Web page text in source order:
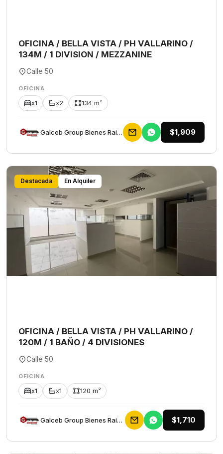
OFICINA / BELLA VISTA / PH VALLARINO /
134M / 1 DIVISION / MEZZANINE
Calle 50
OFICINA
x1 x2 134 m²
Galceb Group Bienes Raices $1,909
Destacada En Alquiler
OFICINA / BELLA VISTA / PH VALLARINO /
120M / 1 BAÑO / 4 DIVISIONES
Calle 50
OFICINA
x1 x1 120 m²
Galceb Group Bienes Raices $1,710